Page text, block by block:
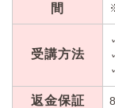
間
受講方法
返金保証